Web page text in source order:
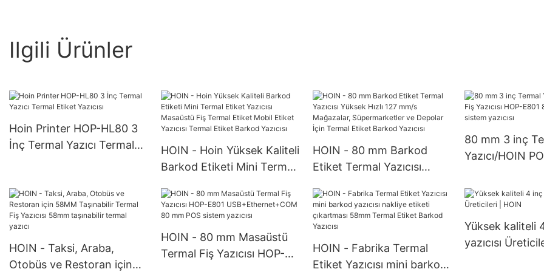
Ilgili Ürünler
Hoin Printer HOP-HL80 3
İnç Termal Yazıcı Termal
HOIN - Hoin Yüksek Kaliteli
Barkod Etiketi Mini Termal
Fiş Termal Etiket Mobil
Etiket Yazıcısı Termal
Etiket Barkod Yazıcısı
HOIN - 80 mm Barkod
Etiket Termal Yazıcısı
Mağazalar, Süpermarketler
ve Depolar İçin Termal
Etiket Barkod Yazıcısı
80 mm 3 inç
Yazıcı/HOIN
POS sistem
HOIN - Taksi, Araba,
Otobüs ve Restoran için
HOIN - 80 mm Masaüstü
Termal Fiş Yazıcısı HOP-
HOIN - Fabrika Termal
Etiket Yazıcısı mini barkod
Yüksek kaliteli
yazıcısı